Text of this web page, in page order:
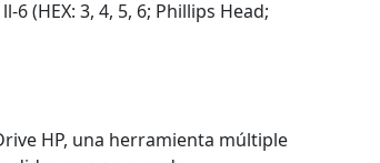
6 (HEX: 3, 4, 5, 6; Phillips Head;
HP, una herramienta múltiple